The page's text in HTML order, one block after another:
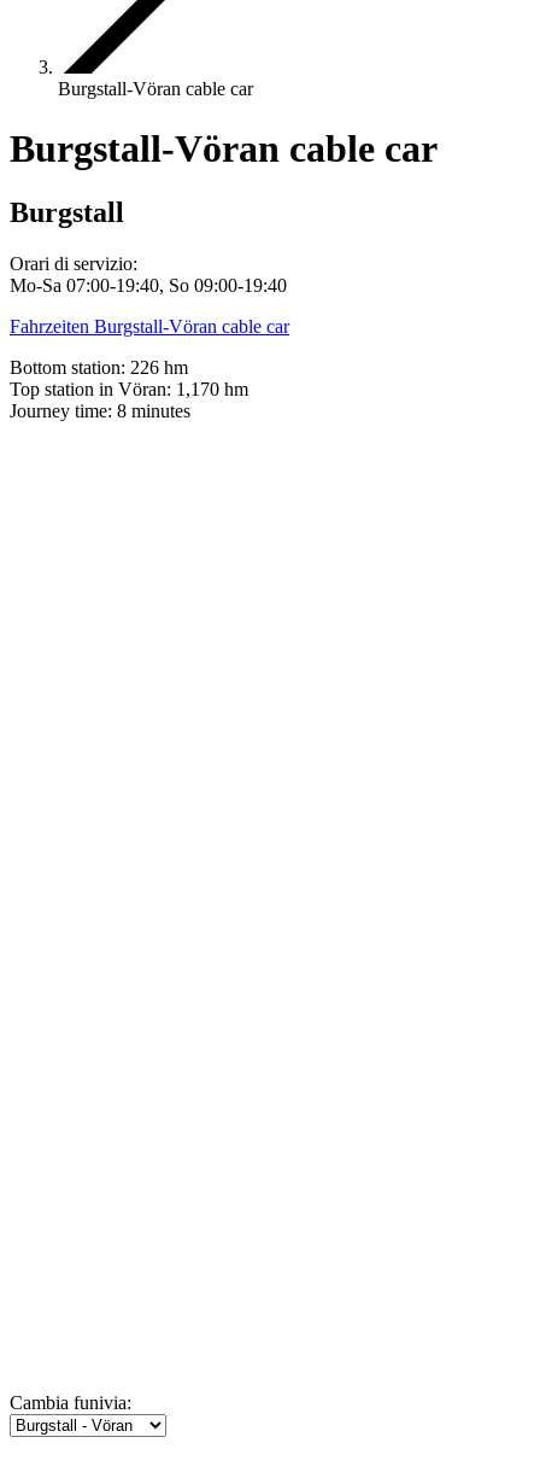
Burgstall-Vöran cable car
Burgstall-Vöran cable car
Burgstall
Orari di servizio:
Mo-Sa 07:00-19:40, So 09:00-19:40
Fahrzeiten Burgstall-Vöran cable car
Bottom station: 226 hm
Top station in Vöran: 1,170 hm
Journey time: 8 minutes
Cambia funivia: